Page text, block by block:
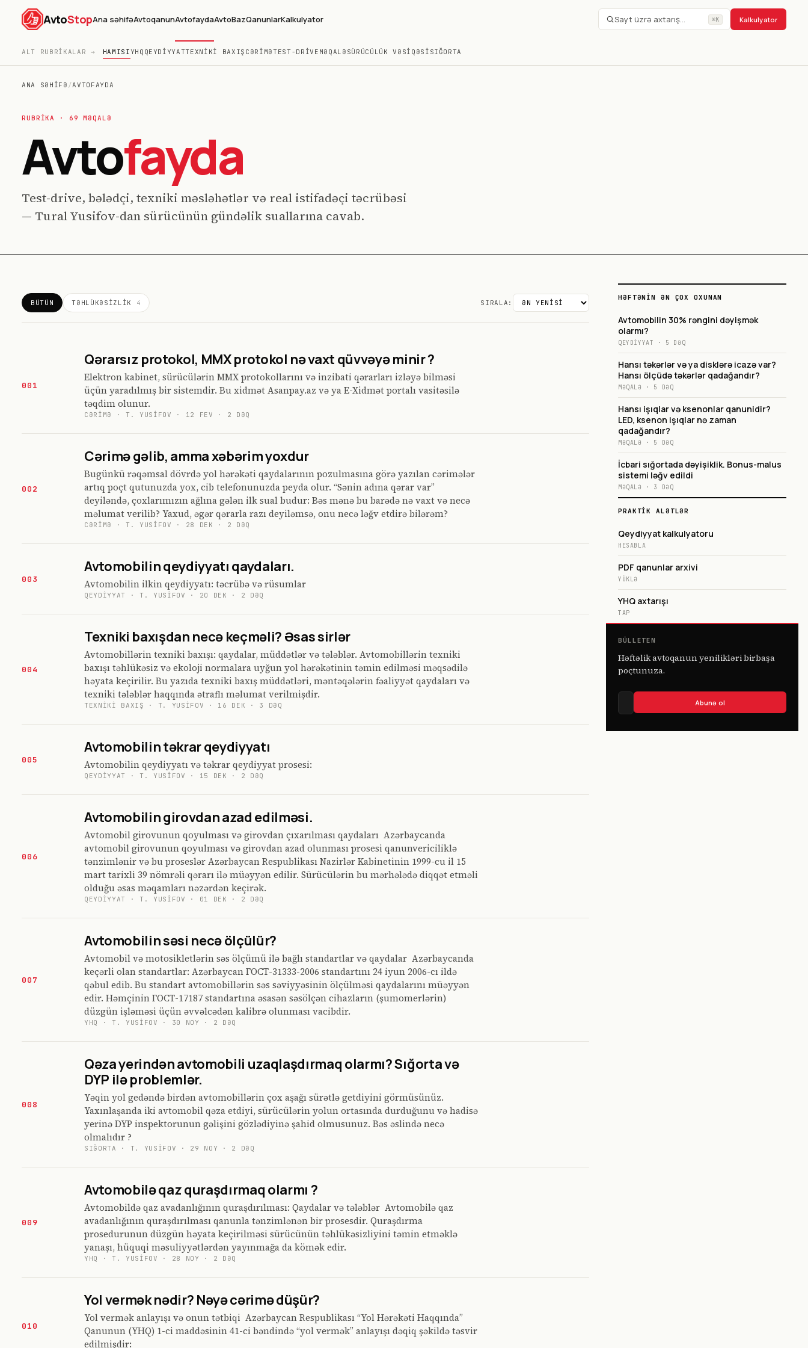
AvtoStopAna səhifəAvtoqanunAvtofaydaAvtoBazQanunlarKalkulyator Sayt üzrə axtarış… ⌘K Kalkulyator
ALT RUBRIKALAR → HAMISIYHQ QEYDIYYATTEXNIKI BAXIŞ CƏRIMƏTEST-DRIVE MƏQALƏ SÜRÜCÜLÜK VƏSIQƏSI SIĞORTA
ANA SƏHIFƏ /AVTOFAYDA
RUBRIKA · 69 MƏQALƏ
Avtofayda
Test-drive, bələdçi, texniki məsləhətlər və real istifadəçi təcrübəsi
— Tural Yusifov-dan sürücünün gündəlik suallarına cavab.
BÜTÜN TƏHLÜKƏSIZLIK 4 SIRALA:
001
Qərarsız protokol, MMX protokol nə vaxt qüvvəyə minir ?
Elektron kabinet, sürücülərin MMX protokollarını və inzibati qərarları izləyə bilməsi
üçün yaradılmış bir sistemdir. Bu xidmət Asanpay.az və ya E-Xidmət portalı vasitəsilə
təqdim olunur.
CƏRIMƏ · T. YUSIFOV · 12 FEV · 2 DƏQ
002
Cərimə gəlib, amma xəbərim yoxdur
Bugünkü rəqəmsal dövrdə yol hərəkəti qaydalarının pozulmasına görə yazılan cərimələr
artıq poçt qutunuzda yox, cib telefonunuzda peyda olur. “Sənin adına qərar var”
deyiləndə, çoxlarımızın ağlına gələn ilk sual budur: Bəs mənə bu barədə nə vaxt və necə
məlumat verilib? Yaxud, əgər qərarla razı deyiləmsə, onu necə ləğv etdirə bilərəm?
CƏRIMƏ · T. YUSIFOV · 28 DEK · 2 DƏQ
003
Avtomobilin qeydiyyatı qaydaları.
Avtomobilin ilkin qeydiyyatı: təcrübə və rüsumlar
QEYDIYYAT · T. YUSIFOV · 20 DEK · 2 DƏQ
004
Texniki baxışdan necə keçməli? Əsas sirlər
Avtomobillərin texniki baxışı: qaydalar, müddətlər və tələblər. Avtomobillərin texniki
baxışı təhlükəsiz və ekoloji normalara uyğun yol hərəkətinin təmin edilməsi məqsədilə
həyata keçirilir. Bu yazıda texniki baxış müddətləri, məntəqələrin fəaliyyət qaydaları və
texniki tələblər haqqında ətraflı məlumat verilmişdir.
TEXNIKI BAXIŞ · T. YUSIFOV · 16 DEK · 3 DƏQ
005
Avtomobilin təkrar qeydiyyatı
Avtomobilin qeydiyyatı və təkrar qeydiyyat prosesi:
QEYDIYYAT · T. YUSIFOV · 15 DEK · 2 DƏQ
006
Avtomobilin girovdan azad edilməsi.
Avtomobil girovunun qoyulması və girovdan çıxarılması qaydaları Azərbaycanda
avtomobil girovunun qoyulması və girovdan azad olunması prosesi qanunvericiliklə
tənzimlənir və bu proseslər Azərbaycan Respublikası Nazirlər Kabinetinin 1999-cu il 15
mart tarixli 39 nömrəli qərarı ilə müəyyən edilir. Sürücülərin bu mərhələdə diqqət etməli
olduğu əsas məqamları nəzərdən keçirək.
QEYDIYYAT · T. YUSIFOV · 01 DEK · 2 DƏQ
007
Avtomobilin səsi necə ölçülür?
Avtomobil və motosikletlərin səs ölçümü ilə bağlı standartlar və qaydalar Azərbaycanda
keçərli olan standartlar: Azərbaycan ГОСТ-31333-2006 standartını 24 iyun 2006-cı ildə
qəbul edib. Bu standart avtomobillərin səs səviyyəsinin ölçülməsi qaydalarını müəyyən
edir. Həmçinin ГОСТ-17187 standartına əsasən səsölçən cihazların (şumomerlərin)
düzgün işləməsi üçün əvvəlcədən kalibrə olunması vacibdir.
YHQ · T. YUSIFOV · 30 NOY · 2 DƏQ
008
Qəza yerindən avtomobili uzaqlaşdırmaq olarmı? Sığorta və
DYP ilə problemlər.
Yəqin yol gedəndə birdən avtomobillərin çox aşağı sürətlə getdiyini görmüsünüz.
Yaxınlaşanda iki avtomobil qəza etdiyi, sürücülərin yolun ortasında durduğunu və hadisə
yerinə DYP inspektorunun gəlişini gözlədiyinə şahid olmusunuz. Bəs əslində necə
olmalıdır ?
SIĞORTA · T. YUSIFOV · 29 NOY · 2 DƏQ
009
Avtomobilə qaz quraşdırmaq olarmı ?
Avtomobildə qaz avadanlığının quraşdırılması: Qaydalar və tələblər Avtomobilə qaz
avadanlığının quraşdırılması qanunla tənzimlənən bir prosesdir. Quraşdırma
prosedurunun düzgün həyata keçirilməsi sürücünün təhlükəsizliyini təmin etməklə
yanaşı, hüquqi məsuliyyətlərdən yayınmağa da kömək edir.
YHQ · T. YUSIFOV · 28 NOY · 2 DƏQ
010
Yol vermək nədir? Nəyə cərimə düşür?
Yol vermək anlayışı və onun tətbiqi Azərbaycan Respublikası “Yol Hərəkəti Haqqında”
Qanunun (YHQ) 1-ci maddəsinin 41-ci bəndində “yol vermək” anlayışı dəqiq şəkildə təsvir
edilmişdir:
HƏFTƏNIN ƏN ÇOX OXUNAN
Avtomobilin 30% rəngini dəyişmək
olarmı?
QEYDIYYAT · 5 DƏQ
Hansı təkərlər və ya disklərə icazə var?
Hansı ölçüdə təkərlər qadağandır?
MƏQALƏ · 5 DƏQ
Hansı işıqlar və ksenonlar qanunidir?
LED, ksenon işıqlar nə zaman
qadağandır?
MƏQALƏ · 5 DƏQ
İcbari sığortada dəyişiklik. Bonus-malus
sistemi ləğv edildi
MƏQALƏ · 3 DƏQ
PRAKTIK ALƏTLƏR
Qeydiyyat kalkulyatoru
HESABLA
PDF qanunlar arxivi
YÜKLƏ
YHQ axtarışı
TAP
BÜLLETEN
Həftəlik avtoqanun yenilikləri birbaşa
poçtunuza.
Abunə ol